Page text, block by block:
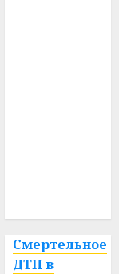
Смертельное
ДТП в